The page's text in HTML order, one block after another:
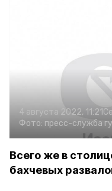
4 августа 2022, 11:21
Фото: пресс-служба
Всего же в
бахчевых